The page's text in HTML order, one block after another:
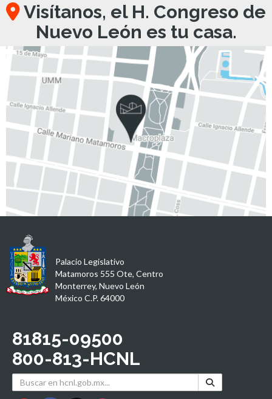
Visítanos, el H. Congreso de
Nuevo León es tu casa.
Palacio Legislativo
Matamoros 555 Ote, Centro
Monterrey, Nuevo León
México C.P. 64000
81815-09500
800-813-HCNL